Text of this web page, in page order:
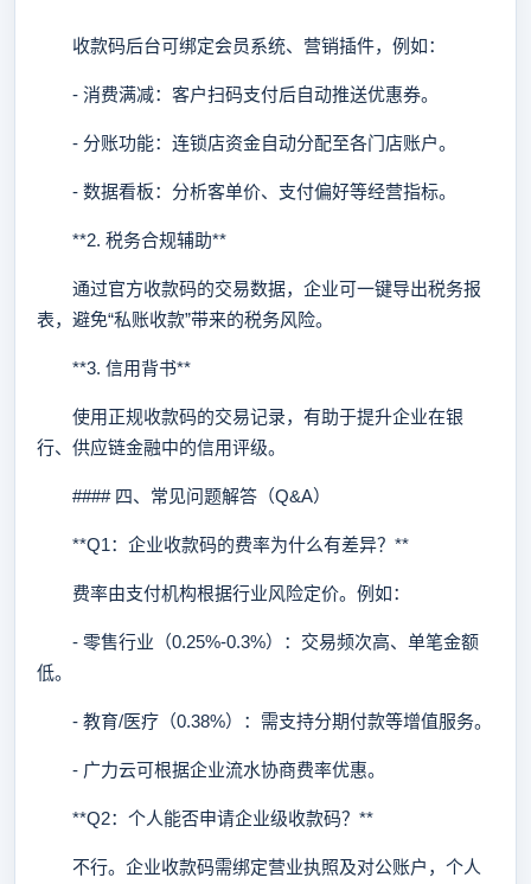
收款码后台可绑定会员系统、营销插件，例如：
- 消费满减：客户扫码支付后自动推送优惠券。
- 分账功能：连锁店资金自动分配至各门店账户。
- 数据看板：分析客单价、支付偏好等经营指标。
**2. 税务合规辅助**
通过官方收款码的交易数据，企业可一键导出税务报
表，避免“私账收款”带来的税务风险。
**3. 信用背书**
使用正规收款码的交易记录，有助于提升企业在银
行、供应链金融中的信用评级。
#### 四、常见问题解答（Q&A）
**Q1：企业收款码的费率为什么有差异？**
费率由支付机构根据行业风险定价。例如：
- 零售行业（0.25%-0.3%）：交易频次高、单笔金额
低。
- 教育/医疗（0.38%）：需支持分期付款等增值服务。
- 广力云可根据企业流水协商费率优惠。
**Q2：个人能否申请企业级收款码？**
不行。企业收款码需绑定营业执照及对公账户，个人